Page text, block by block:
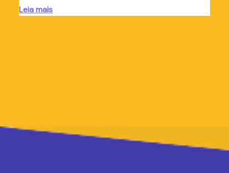
Leia mais